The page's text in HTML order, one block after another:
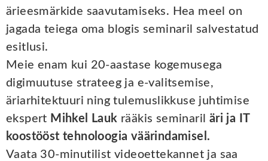
ärieesmärkide saavutamiseks. Hea meel on
jagada teiega oma blogis seminaril salvestatud
esitlusi.
Meie enam kui 20-aastase kogemusega
digimuutuse strateeg ja e-valitsemise,
äriarhitektuuri ning tulemuslikkuse juhtimise
ekspert Mihkel Lauk rääkis seminaril äri ja IT
koostööst tehnoloogia väärindamisel.
Vaata 30-minutilist videoettekannet ja saa